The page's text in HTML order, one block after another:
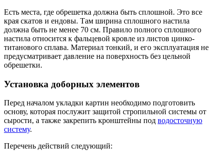
Есть места, где обрешетка должна быть сплошной. Это все
края скатов и ендовы. Там ширина сплошного настила
должна быть не менее 70 см. Правило полного сплошного
настила относится к фальцевой кровле из листов цинко-
титанового сплава. Материал тонкий, и его эксплуатация не
предусматривает давление на поверхность без цельной
обрешетки.
Установка доборных элементов
Перед началом укладки картин необходимо подготовить
основу, которая послужит защитой стропильной системы от
сырости, а также закрепить кронштейны под водосточную
систему.
Перечень действий следующий: